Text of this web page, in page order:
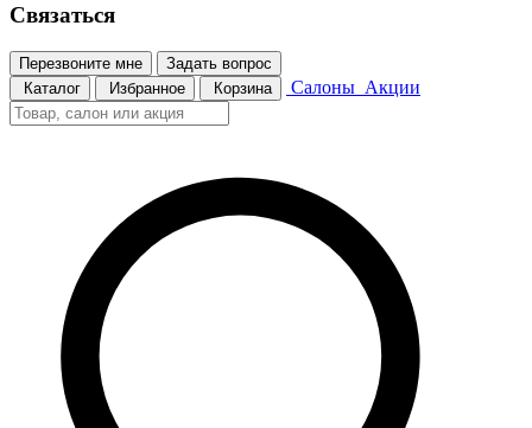
Связаться
Перезвоните мне
Задать вопрос
Каталог
Избранное Корзина Салоны Акции